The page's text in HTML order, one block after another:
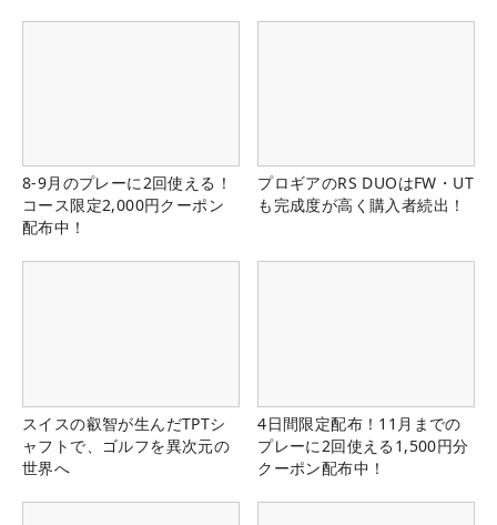
8-9月のプレーに2回使える！
コース限定2,000円クーポン
配布中！
プロギアのRS DUOはFW・UT
も完成度が高く購入者続出！
スイスの叡智が生んだTPTシ
ャフトで、ゴルフを異次元の
世界へ
4日間限定配布！11月までの
プレーに2回使える1,500円分
クーポン配布中！